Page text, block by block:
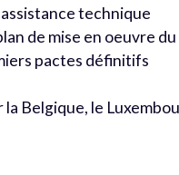
technique
de mise en oeuvre du
pactes définitifs
la Belgique, le